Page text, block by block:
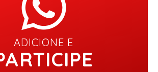
ADICIONE E